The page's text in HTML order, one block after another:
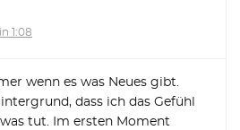
1:08
wenn es was Neues gibt.
dass ich das Gefühl
was tut. Im ersten Moment